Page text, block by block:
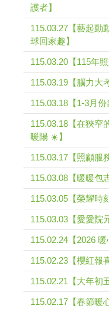
護者】
115.03.27【藝起
球回家趣】
115.03.20【115年
115.03.19【腦力大
115.03.18【1-3月份
115.03.18【在狹窄
暖陽 ☀️】
115.03.17【照顧服
115.03.08【暖暖包
115.03.05【榮耀時
115.03.03【愛愛院
115.02.24【2026
115.02.23【櫻紅報
115.02.21【大年初
115.02.17【春節暖